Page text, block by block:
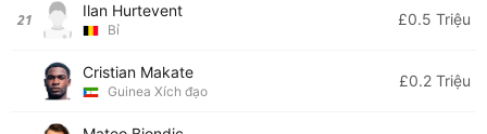
21 Ilan Hurtevent
Bỉ
£0.5 Triệu
Cristian Makate
Guinea Xích đạo
£0.2 Triệu